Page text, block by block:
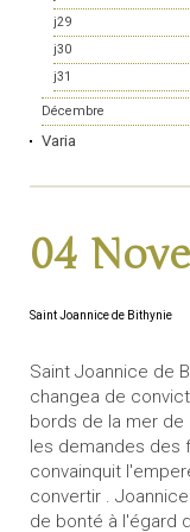
j29
j30
j31
Décembre
Varia
04
Saint Joannice de Bithynie
Saint Joannice de
changea de
bords de la mer de
les demandes des
convainquit
convertir .
de bonté à l'égard